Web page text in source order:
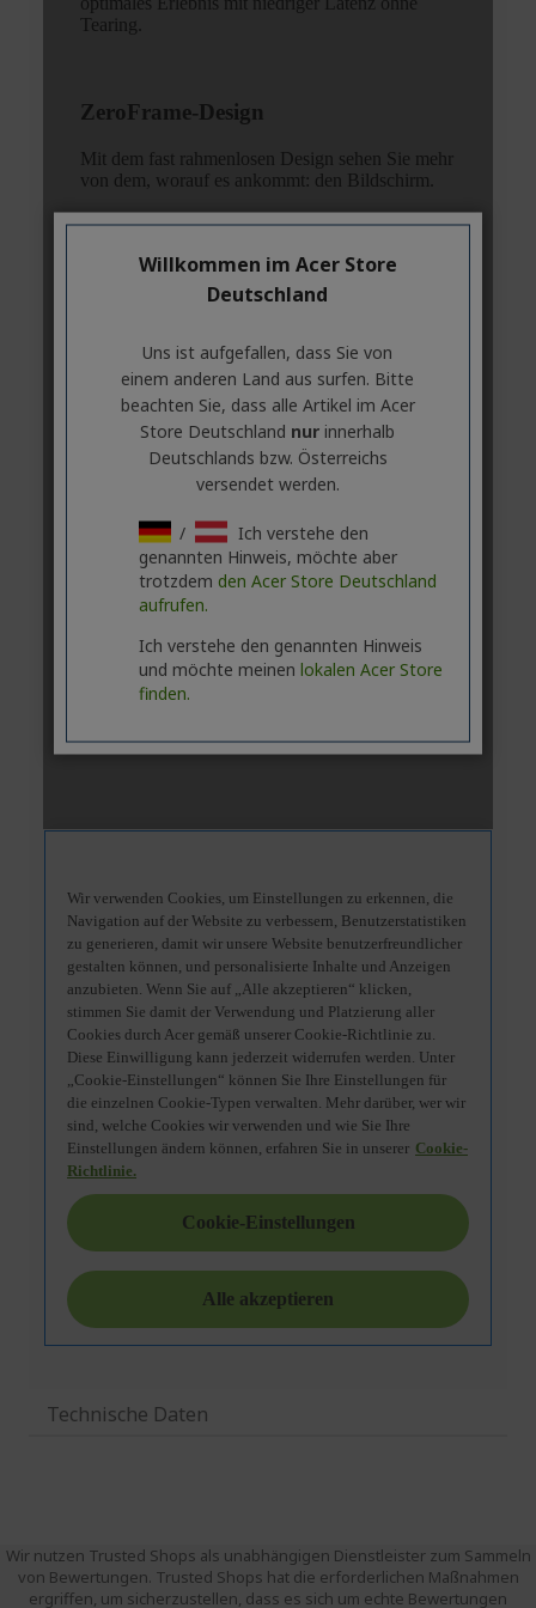
Technische Daten
Wir nutzen Trusted Shops als unabhängigen Dienstleister zum Sammeln
von Bewertungen. Trusted Shops hat die erforderlichen Maßnahmen
ergriffen, um sicherzustellen, dass es sich um echte Bewertungen
Willkommen im Acer Store
Deutschland
Uns ist aufgefallen, dass Sie von
einem anderen Land aus surfen. Bitte
beachten Sie, dass alle Artikel im Acer
Store Deutschland nur innerhalb
Deutschlands bzw. Österreichs
versendet werden.
/
Ich verstehe den
genannten Hinweis, möchte aber
trotzdem den Acer Store Deutschland
aufrufen.
Ich verstehe den genannten Hinweis
und möchte meinen lokalen Acer Store
finden.